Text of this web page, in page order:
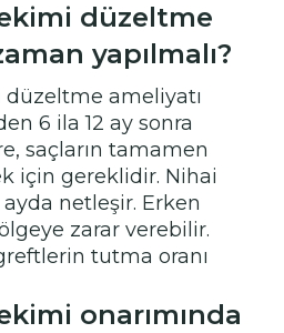
ekimi düzeltme
yapılmalı?
düzeltme ameliyatı
6 ila 12 ay sonra
saçların tamamen
için gereklidir. Nihai
netleşir. Erken
zarar verebilir.
tutma oranı
onarımında